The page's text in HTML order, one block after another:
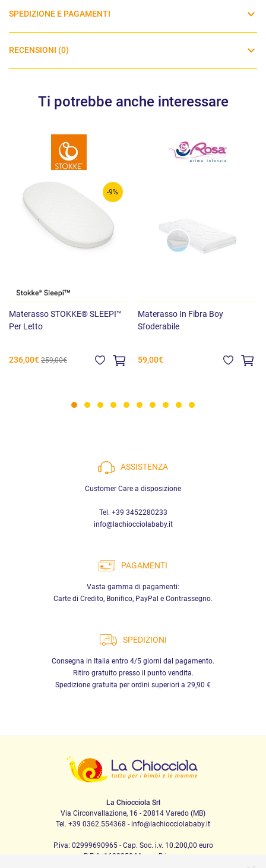
SPEDIZIONE E PAGAMENTI
RECENSIONI (0)
Ti potrebbe anche interessare
-9%
Materasso STOKKE® SLEEPI™
Per Letto
236,00€ 259,00€
Materasso In Fibra Boy
Sfoderabile
59,00€
ASSISTENZA
Customer Care a disposizione
Tel. +39 3452280233
info@lachiocciolababy.it
PAGAMENTI
Vasta gamma di pagamenti:
Carte di Credito, Bonifico, PayPal e Contrassegno.
SPEDIZIONI
Consegna in Italia entro 4/5 giorni dal pagamento.
Ritiro gratuito presso il punto vendita.
Spedizione gratuita per ordini superiori a 29,90 €
La Chiocciola Srl
Via Circonvallazione, 16 - 20814 Varedo (MB)
Tel. +39 0362.554368 - info@lachiocciolababy.it
P.iva: 02999690965 - Cap. Soc. i.v. 10.200,00 euro
R.E.A. 1622350 Monza Brianza